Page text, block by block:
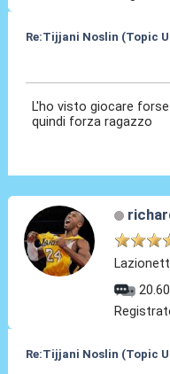
Re:Tijjani Noslin (Topic
L'ho visto giocare
quindi forza ragazzo
Re:Tijjani Noslin (Topic